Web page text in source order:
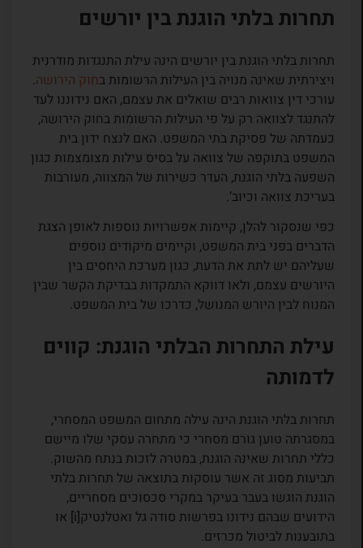
תחרות בלתי הוגנת בין יורשים
תחרות בלתי הוגנת בין יורשים הינה עילת התנגדות מודרנית
ויצירתית שאינה מנויה בין העילות הרשומות בחוק הירושה.
עורכי דין צוואות רבים שואלים את עצמם, האם נידוננו לעד
להתנגד לצוואה רק על פי העילות הרשומות בחוק הירושה,
כעמדתה של פסיקת בתי המשפט. האם לנצח ידון בית
המשפט בתוקפה של צוואה על בסיס עילות מצומצמות כגון
השפעה בלתי הוגנת, העדר כשירות של המצווה, מעורבות
בעריכת צוואה וכיוב’.
כפי שנסקור להלן, קיימות אפשרויות נוספות לאופן הצגת
הדברים בפני בית המשפט, וקיימים מיקודים נוספים
שעליהם יש לתת את הדעת, כגון מערכת היחסים בין
היורשים עצמם, ולאו דווקא התמקדות בבדיקת הקשר שבין
המנוח לבין היורש המנושל, כדרכו של בית המשפט.
עילת התחרות הבלתי הוגנת: קווים
לדמותה
תחרות בלתי הוגנת הינה עילה מתחום המשפט המסחרי,
במסגרתה טוען גורם מסחרי כי מתחרה עסקי שלו מיישם
כללי תחרות שאינה הוגנת, במטרה לזכות בנתח מהשוק.
תביעות מסוג זה אשר עוסקות בתוצאה של תחרות בלתי
הוגנת הוגשו בעבר בעיקר במקרי סכסוכים מסחריים,
הידועים שבהם נידונו בפרשות סודה גל ואטלנטיק[i] או
בתובענות לביטול מכרזים.